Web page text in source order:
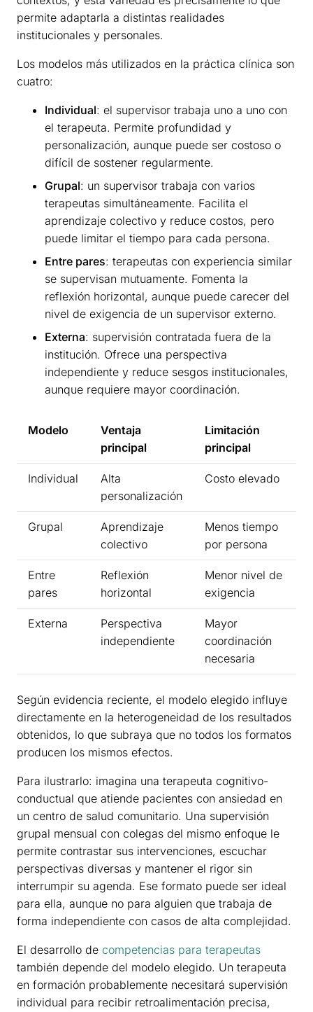
permite adaptarla a distintas realidades
institucionales y personales.
Los modelos más utilizados en la práctica clínica son
cuatro:
Individual: el supervisor trabaja uno a uno con
el terapeuta. Permite profundidad y
personalización, aunque puede ser costoso o
difícil de sostener regularmente.
Grupal: un supervisor trabaja con varios
terapeutas simultáneamente. Facilita el
aprendizaje colectivo y reduce costos, pero
puede limitar el tiempo para cada persona.
Entre pares: terapeutas con experiencia similar
se supervisan mutuamente. Fomenta la
reflexión horizontal, aunque puede carecer del
nivel de exigencia de un supervisor externo.
Externa: supervisión contratada fuera de la
institución. Ofrece una perspectiva
independiente y reduce sesgos institucionales,
aunque requiere mayor coordinación.
Modelo
Ventaja
principal
Limitación
principal
Individual
Alta
personalización
Costo elevado
Grupal
Aprendizaje
colectivo
Menos tiempo
por persona
Entre
pares
Reflexión
horizontal
Menor nivel de
exigencia
Externa
Perspectiva
independiente
Mayor
coordinación
necesaria
Según evidencia reciente, el modelo elegido influye
directamente en la heterogeneidad de los resultados
obtenidos, lo que subraya que no todos los formatos
producen los mismos efectos.
Para ilustrarlo: imagina una terapeuta cognitivo-
conductual que atiende pacientes con ansiedad en
un centro de salud comunitario. Una supervisión
grupal mensual con colegas del mismo enfoque le
permite contrastar sus intervenciones, escuchar
perspectivas diversas y mantener el rigor sin
interrumpir su agenda. Ese formato puede ser ideal
para ella, aunque no para alguien que trabaja de
forma independiente con casos de alta complejidad.
El desarrollo de competencias para terapeutas
también depende del modelo elegido. Un terapeuta
en formación probablemente necesitará supervisión
individual para recibir retroalimentación precisa,